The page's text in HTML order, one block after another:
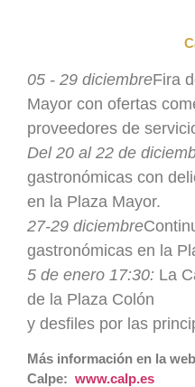
05 - 29 diciembreFira
Mayor con ofertas
proveedores de
Del 20 al 22 de
gastronómicas con
en la Plaza Mayor.
27-29 diciembre
gastronómicas en la
5 de enero 17:30: La
de la Plaza Colón
y desfiles por las
Más información en la
Calpe: www.calp.es